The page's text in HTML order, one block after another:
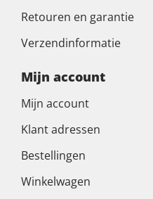
Retouren en garantie
Verzendinformatie
Mijn account
Mijn account
Klant adressen
Bestellingen
Winkelwagen